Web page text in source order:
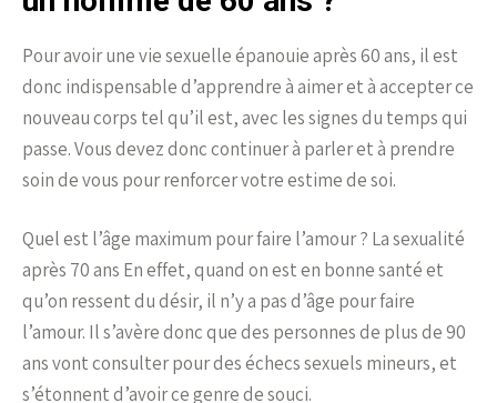
Pour avoir une vie sexuelle épanouie après 60 ans, il est
donc indispensable d’apprendre à aimer et à accepter ce
nouveau corps tel qu’il est, avec les signes du temps qui
passe. Vous devez donc continuer à parler et à prendre
soin de vous pour renforcer votre estime de soi.
Quel est l’âge maximum pour faire l’amour ? La sexualité
après 70 ans En effet, quand on est en bonne santé et
qu’on ressent du désir, il n’y a pas d’âge pour faire
l’amour. Il s’avère donc que des personnes de plus de 90
ans vont consulter pour des échecs sexuels mineurs, et
s’étonnent d’avoir ce genre de souci.